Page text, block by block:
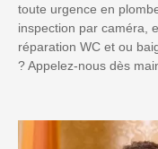
toute urgence en
inspection par caméra,
réparation WC et ou
? Appelez-nous dès